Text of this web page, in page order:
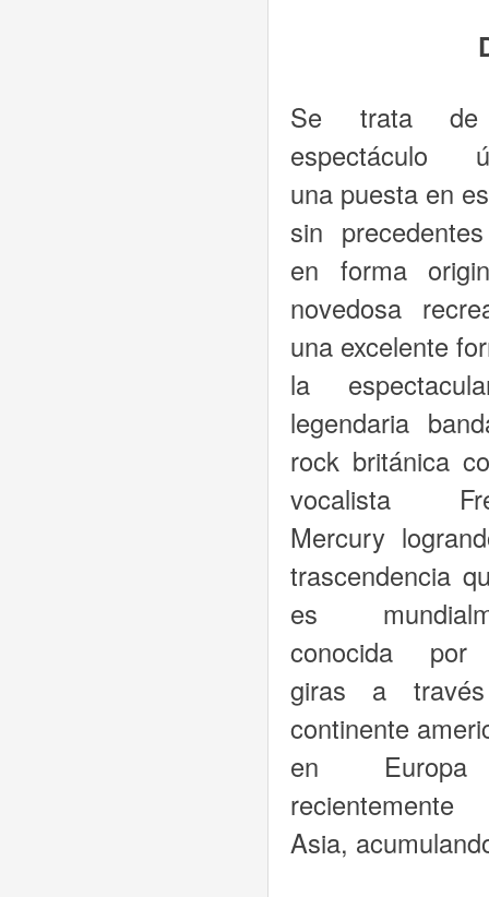
Se trata
espectáculo
una puesta en
sin
en forma
novedosa
una excelente
la
legendaria
rock británica
vocalista
Mercury
trascendencia
es
conocida
giras a
continente
en
Asia,